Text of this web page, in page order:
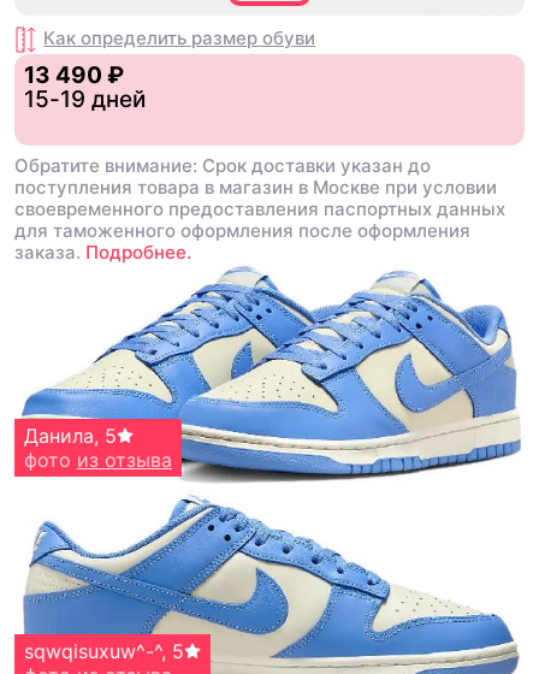
Как определить размер обуви
13 490 ₽
15-19 дней
Обратите внимание: Срок доставки указан до
поступления товара в магазин в Москве при условии
своевременного предоставления паспортных данных
для таможенного оформления после оформления
заказа. Подробнее.
Cxzia🎀, 5
фото из отзыва
Данила, 5
фото из отзыва
V1n1shko, 4
sqwqisuxuw^-^, 5